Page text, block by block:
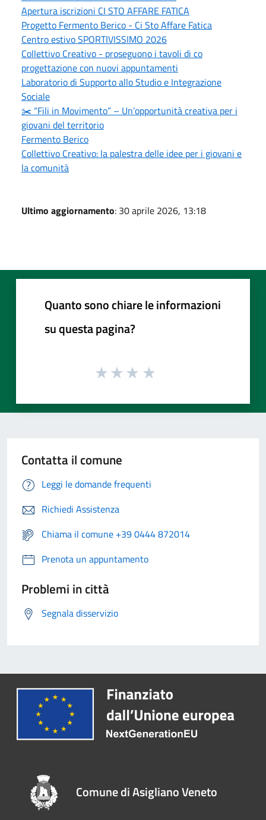
Apertura iscrizioni CI STO AFFARE FATICA
Progetto Fermento Berico - Ci Sto Affare Fatica
Centro estivo SPORTIVISSIMO 2026
Collettivo Creativo - proseguono i tavoli di co
progettazione con nuovi appuntamenti
Laboratorio di Supporto allo Studio e Integrazione
Sociale
✂️ “Fili in Movimento” – Un’opportunità creativa per i
giovani del territorio
Fermento Berico
Collettivo Creativo: la palestra delle idee per i giovani e
la comunità
Ultimo aggiornamento: 30 aprile 2026, 13:18
Quanto sono chiare le informazioni
su questa pagina?
Contatta il comune
Leggi le domande frequenti
Richiedi Assistenza
Chiama il comune +39 0444 872014
Prenota un appuntamento
Problemi in città
Segnala disservizio
Comune di Asigliano Veneto